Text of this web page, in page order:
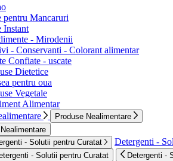
pentru Mancaruri
Instant
- Mirodenii
- Conservanti - Colorant alimentar
Confiate - uscate
Dietetice
pentru oua
Vegetale
Alimentar
Produse Nealimentare
- Solutii pentru Curatat
Detergenti -
- Solutii pentru Curatat Detergenti -